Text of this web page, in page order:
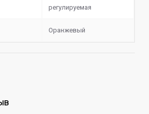
регулируемая
Оранжевый